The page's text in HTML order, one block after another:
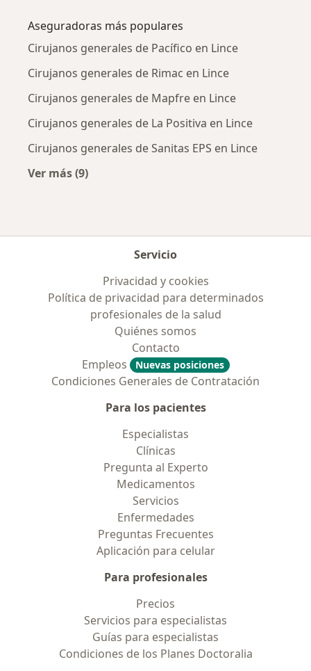
Aseguradoras más populares
Cirujanos generales de Pacífico en Lince
Cirujanos generales de Rimac en Lince
Cirujanos generales de Mapfre en Lince
Cirujanos generales de La Positiva en Lince
Cirujanos generales de Sanitas EPS en Lince
Ver más (9)
Servicio
Privacidad y cookies
Política de privacidad para determinados
profesionales de la salud
Quiénes somos
Contacto
Empleos
Nuevas posiciones
Condiciones Generales de Contratación
Para los pacientes
Especialistas
Clínicas
Pregunta al Experto
Medicamentos
Servicios
Enfermedades
Preguntas Frecuentes
Aplicación para celular
Para profesionales
Precios
Servicios para especialistas
Guías para especialistas
Condiciones de los Planes Doctoralia